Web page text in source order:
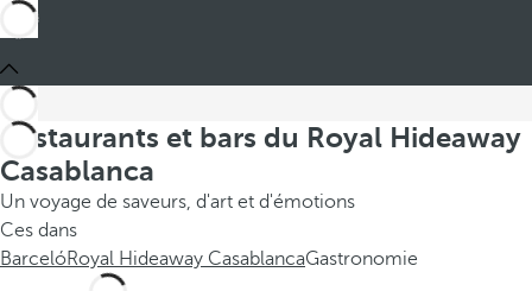
Restaurants et bars du Royal Hideaway
Casablanca
Un voyage de saveurs, d'art et d'émotions
Ces dans
BarcelóRoyal Hideaway CasablancaGastronomie